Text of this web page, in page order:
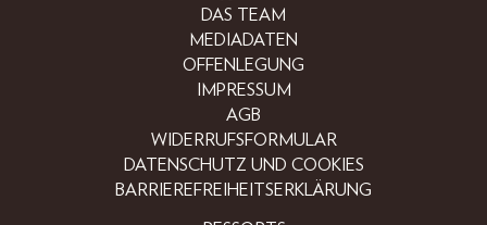
DAS TEAM
MEDIADATEN
OFFENLEGUNG
IMPRESSUM
AGB
WIDERRUFSFORMULAR
DATENSCHUTZ UND COOKIES
BARRIEREFREIHEITSERKLÄRUNG